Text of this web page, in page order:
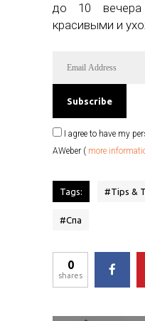
до 10 вечера
красивыми и
I agree to have my
AWeber ( more
Tags: #Tips &
#Спа
0
shares